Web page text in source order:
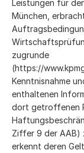
Leistungen für
München,
zugrunde
(https://
Kenntnisnahme
enthaltenen
dort getroffenen
Ziffer 9 der AAB)
erkennt deren